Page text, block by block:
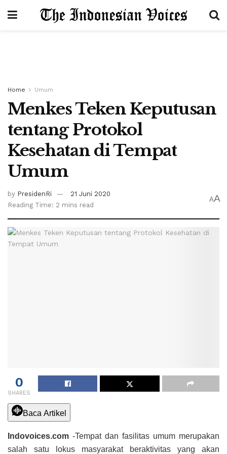
Home Umum
Menkes Teken Keputusan
tentang Protokol
Kesehatan di Tempat
Umum
by PresidenRi
21 Juni 2020
Reading Time: 2 mins read
AA
0
SHARES
Baca Artikel
Indovoices.com -Tempat dan fasilitas umum merupakan
salah satu lokus masyarakat beraktivitas yang akan